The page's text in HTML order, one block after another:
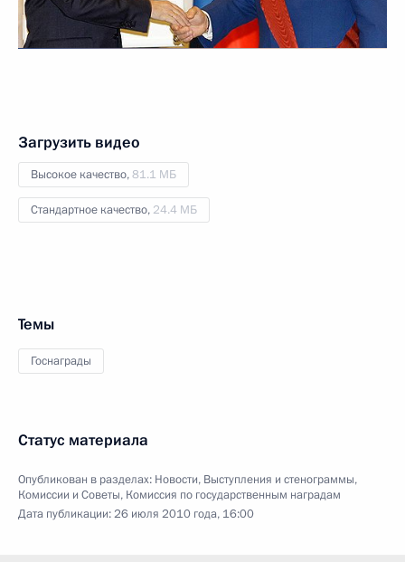
Загрузить видео
Высокое качество,81.1 МБ
Стандартное качество, 24.4 МБ
Темы
Госнаграды
Статус материала
Опубликован в разделах: Новости, Выступления и стенограммы,
Комиссии и Советы, Комиссия по государственным наградам
Дата публикации:26 июля 2010 года, 16:00